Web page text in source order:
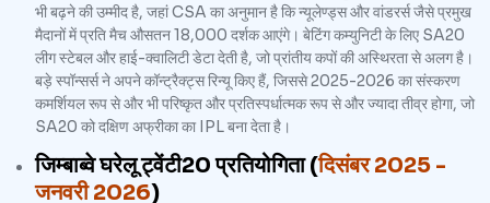
भी बढ़ने की उम्मीद है, जहां CSA का अनुमान है कि न्यूलेण्ड्स और वांडरर्स जैसे प्रमुख
मैदानों में प्रति मैच औसतन 18,000 दर्शक आएंगे। बेटिंग कम्युनिटी के लिए SA20
लीग स्टेबल और हाई-क्वालिटी डेटा देती है, जो प्रांतीय कपों की अस्थिरता से अलग है।
बड़े स्पॉन्सर्स ने अपने कॉन्ट्रैक्ट्स रिन्यू किए हैं, जिससे 2025-2026 का संस्करण
कमर्शियल रूप से और भी परिष्कृत और प्रतिस्पर्धात्मक रूप से और ज्यादा तीव्र होगा, जो
SA20 को दक्षिण अफ्रीका का IPL बना देता है।
जिम्बाब्वे घरेलू ट्वेंटी20 प्रतियोगिता (दिसंबर 2025 -
जनवरी 2026)